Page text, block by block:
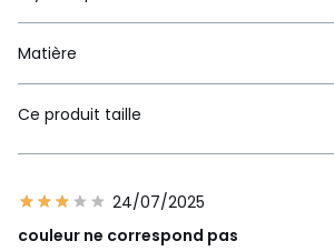
Matière
Ce produit taille
24/07/2025
couleur ne correspond pas